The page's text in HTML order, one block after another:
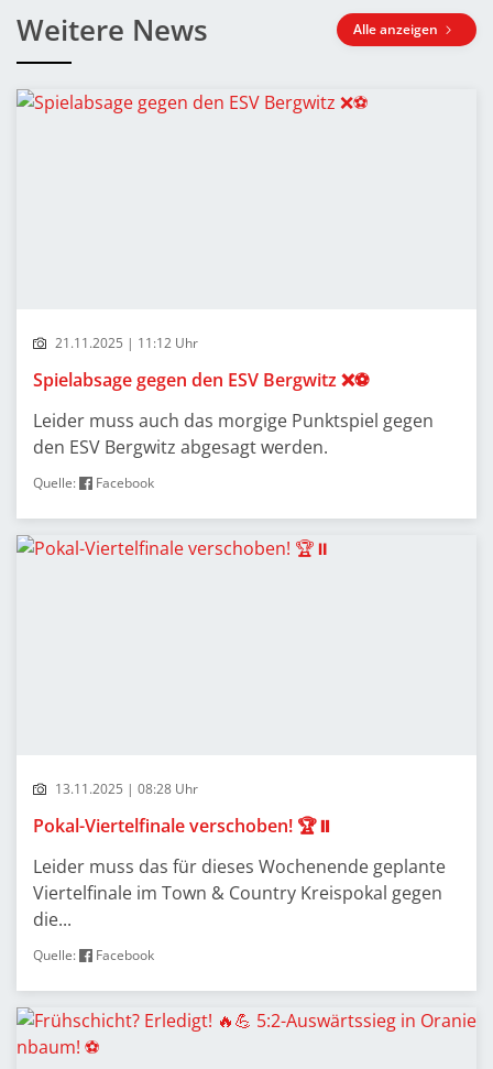
Weitere News Alle anzeigen
21.11.2025 | 11:12 Uhr
Spielabsage gegen den ESV Bergwitz ❌⚽
Leider muss auch das morgige Punktspiel gegen
den ESV Bergwitz abgesagt werden.
Quelle: Facebook
13.11.2025 | 08:28 Uhr
Pokal-Viertelfinale verschoben! 🏆⏸️
Leider muss das für dieses Wochenende geplante
Viertelfinale im Town & Country Kreispokal gegen
die...
Quelle: Facebook